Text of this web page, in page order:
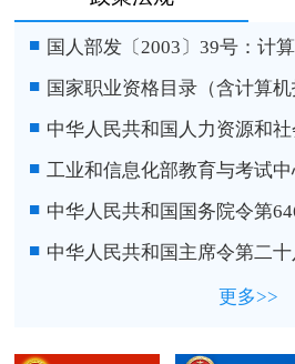
■
■
■
■
■
■
更多>>